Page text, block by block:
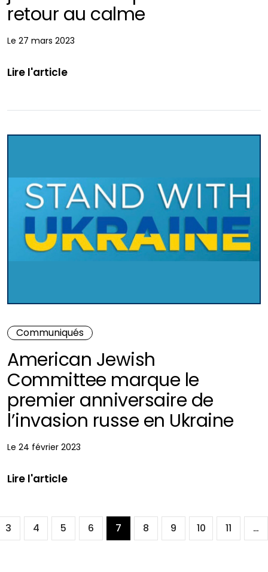
retour au calme
Le 27 mars 2023
Lire l'article
Communiqués
American Jewish
Committee marque le
premier anniversaire de
l’invasion russe en Ukraine
Le 24 février 2023
Lire l'article
3 4 5 6 7 8 9 10 11 …